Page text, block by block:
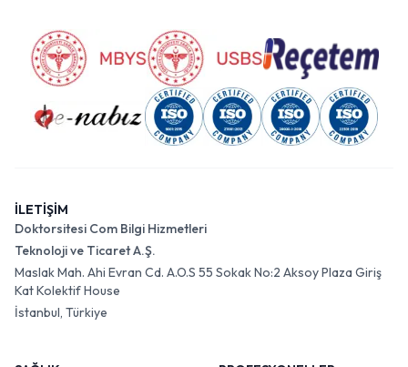
İLETİŞİM
Doktorsitesi Com Bilgi Hizmetleri
Teknoloji ve Ticaret A.Ş.
Maslak Mah. Ahi Evran Cd. A.O.S 55 Sokak No:2 Aksoy Plaza Giriş
Kat Kolektif House
İstanbul, Türkiye